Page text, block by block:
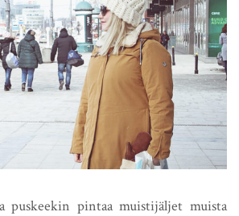
puskeekin pintaa muistijäljet muista